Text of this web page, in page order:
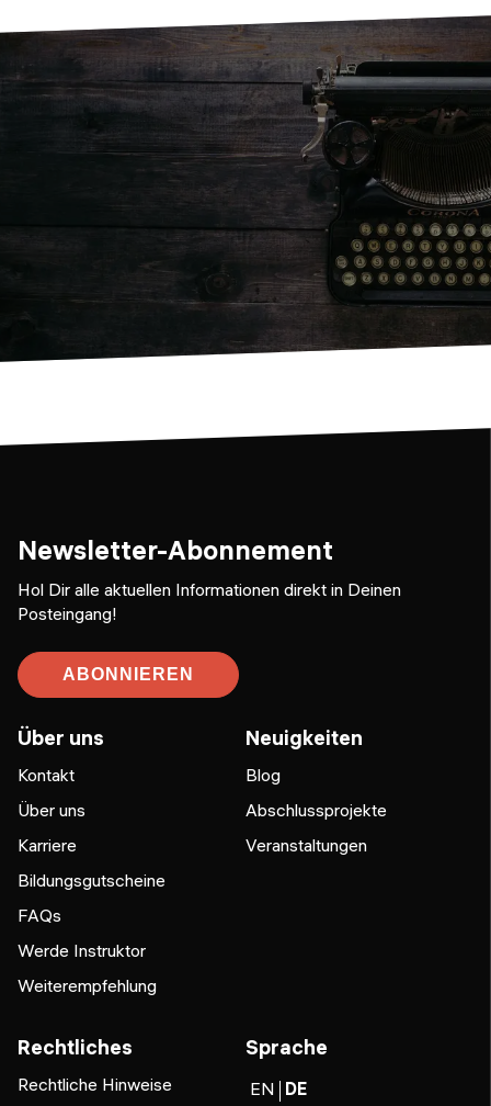
Newsletter-Abonnement
Hol Dir alle aktuellen Informationen direkt in Deinen
Posteingang!
ABONNIEREN
Über uns
Kontakt
Über uns
Karriere
Bildungsgutscheine
FAQs
Werde Instruktor
Weiterempfehlung
Neuigkeiten
Blog
Abschlussprojekte
Veranstaltungen
Rechtliches
Rechtliche Hinweise
Sprache
EN DE